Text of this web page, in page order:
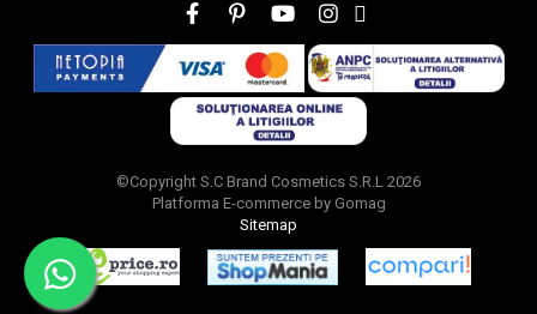
©Copyright S.C Brand Cosmetics S.R.L 2026
Platforma E-commerce by Gomag
Sitemap